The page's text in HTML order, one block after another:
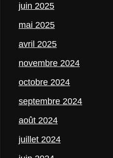
juin 2025
mai 2025
avril 2025
novembre 2024
octobre 2024
septembre 2024
août 2024
juillet 2024